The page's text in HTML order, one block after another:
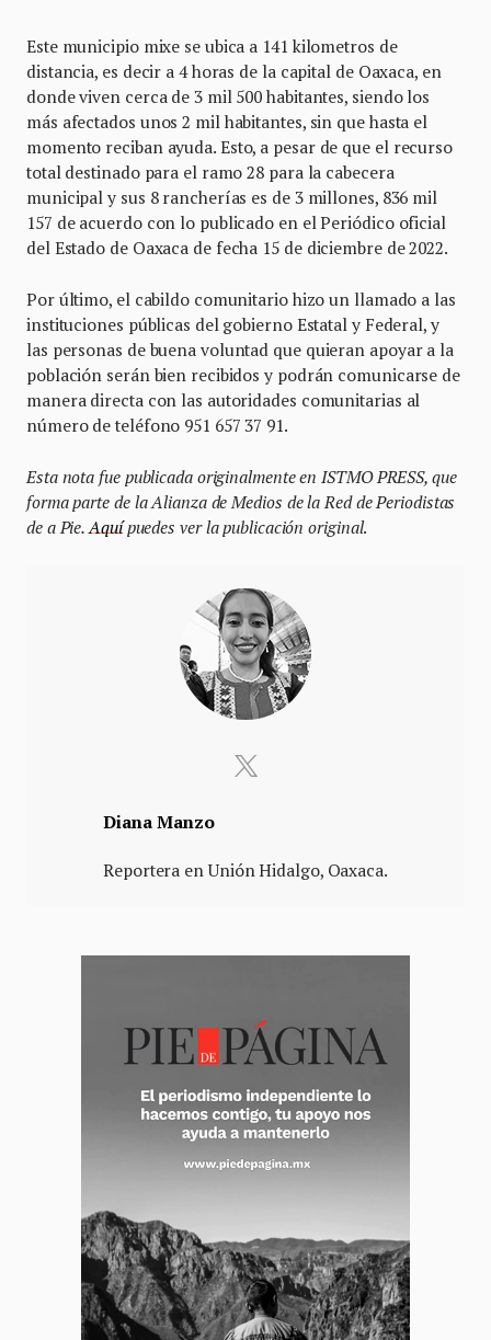
Este municipio mixe se ubica a 141 kilometros de
distancia, es decir a 4 horas de la capital de Oaxaca, en
donde viven cerca de 3 mil 500 habitantes, siendo los
más afectados unos 2 mil habitantes, sin que hasta el
momento reciban ayuda. Esto, a pesar de que el recurso
total destinado para el ramo 28 para la cabecera
municipal y sus 8 rancherías es de 3 millones, 836 mil
157 de acuerdo con lo publicado en el Periódico oficial
del Estado de Oaxaca de fecha 15 de diciembre de 2022.
Por último, el cabildo comunitario hizo un llamado a las
instituciones públicas del gobierno Estatal y Federal, y
las personas de buena voluntad que quieran apoyar a la
población serán bien recibidos y podrán comunicarse de
manera directa con las autoridades comunitarias al
número de teléfono 951 657 37 91.
Esta nota fue publicada originalmente en ISTMO PRESS, que
forma parte de la Alianza de Medios de la Red de Periodistas
de a Pie.Aquípuedes ver la publicación original.
Diana Manzo
Reportera en Unión Hidalgo, Oaxaca.